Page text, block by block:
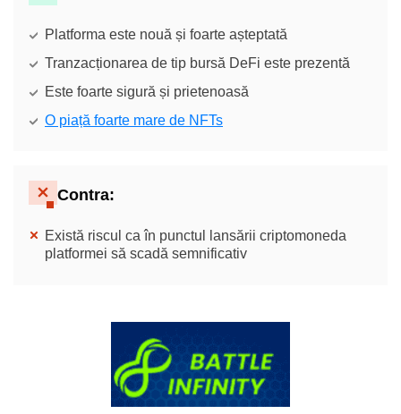
Platforma este nouă și foarte așteptată
Tranzacționarea de tip bursă DeFi este prezentă
Este foarte sigură și prietenoasă
O piață foarte mare de NFTs
Contra:
Există riscul ca în punctul lansării criptomoneda
platformei să scadă semnificativ